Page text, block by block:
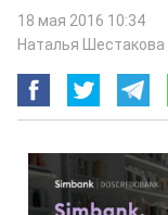
18 мая 2016 10:34
Наталья Шестакова